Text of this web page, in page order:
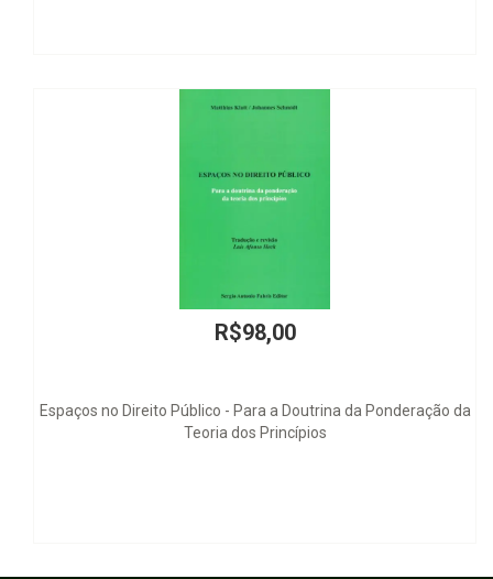
Público - Para a Doutrina da Ponderação da
Teoria dos Princípios
Conceito